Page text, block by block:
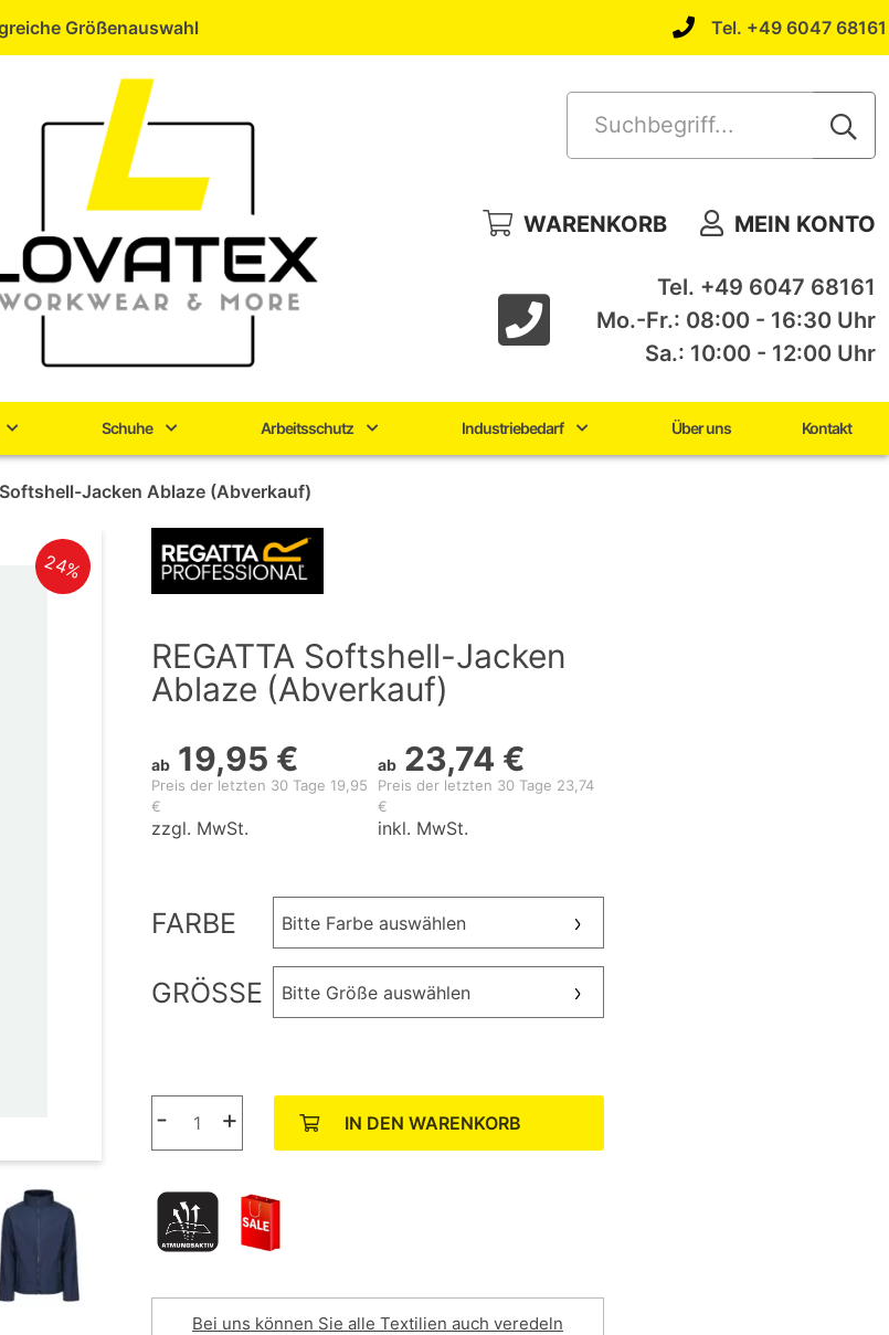
Größenauswahl Tel. +49 6047 68161
Suchbegriff...
WARENKORB MEIN KONTO
Tel. +49 6047 68161
Mo.-Fr.: 08:00 - 16:30 Uhr
Sa.: 10:00 - 12:00 Uhr
Schuhe Arbeitsschutz Industriebedarf Über uns Kontakt
Softshell-Jacken Ablaze (Abverkauf)
24%
REGATTA Softshell-Jacken
Ablaze (Abverkauf)
ab 19,95 €
Preis der letzten 30 Tage 19,95
€
zzgl. MwSt.
ab 23,74 €
Preis der letzten 30 Tage 23,74
€
inkl. MwSt.
FARBE Bitte Farbe auswählen
GRÖSSE Bitte Größe auswählen
- + IN DEN WARENKORB
Bei uns können Sie alle Textilien auch veredeln